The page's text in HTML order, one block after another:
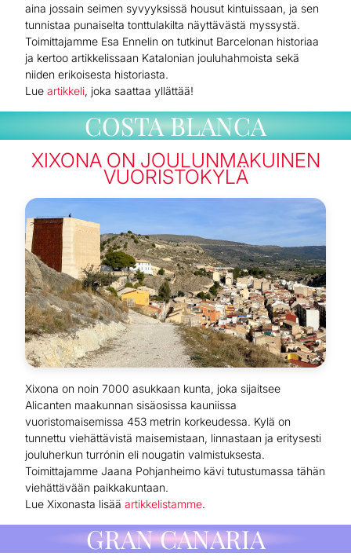
aina jossain seimen syvyyksissä housut kintuissaan, ja sen
tunnistaa punaiselta tonttulakilta näyttävästä myssystä.
Toimittajamme Esa Ennelin on tutkinut Barcelonan historiaa
ja kertoo artikkelissaan Katalonian jouluhahmoista sekä
niiden erikoisesta historiasta.
Lue artikkeli, joka saattaa yllättää!
COSTA BLANCA
XIXONA ON JOULUNMAKUINEN
VUORISTOKYLÄ
Xixona on noin 7000 asukkaan kunta, joka sijaitsee
Alicanten maakunnan sisäosissa kauniissa
vuoristomaisemissa 453 metrin korkeudessa. Kylä on
tunnettu viehättävistä maisemistaan, linnastaan ja eritysesti
jouluherkun turrónin eli nougatin valmistuksesta.
Toimittajamme Jaana Pohjanheimo kävi tutustumassa tähän
viehättävään paikkakuntaan.
Lue Xixonasta lisää artikkelistamme.
GRAN CANARIA